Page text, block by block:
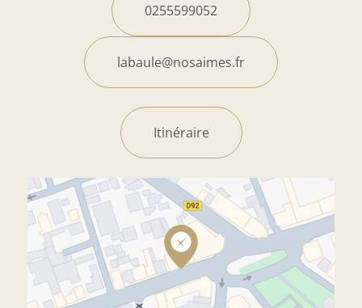
0255599052
labaule@nosaimes.fr
Itinéraire